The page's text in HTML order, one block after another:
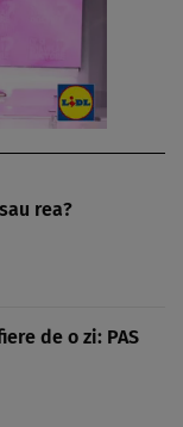
rea?
de o zi: PAS